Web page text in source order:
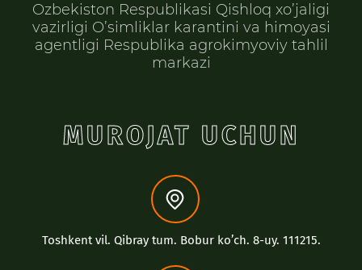
Ozbekiston Respublikasi Qishloq xo’jaligi
vazirligi O’simliklar karantini va himoyasi
agentligi Respublika agrokimyoviy tahlil
markazi
MUROJAT UCHUN
Toshkent vil. Qibray tum. Bobur koʼch. 8-uy. 111215.